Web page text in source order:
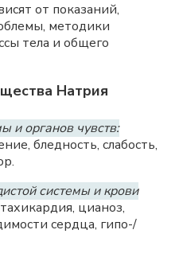
от показаний,
методики
тела и общего
Натрия
и органов чувств:
бледность, слабость,
системы и крови
тахикардия, цианоз,
сердца, гипо-/